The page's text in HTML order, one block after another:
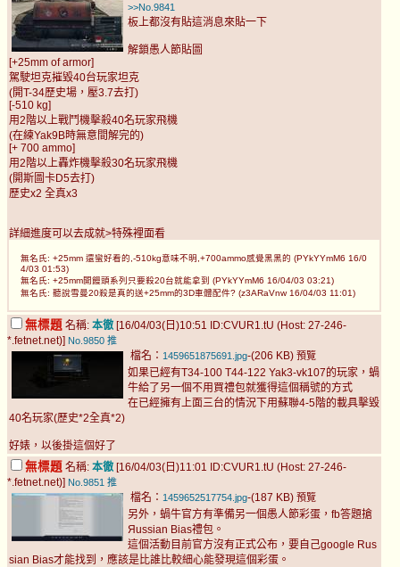
>>No.9841
板上都沒有貼這消息來貼一下
解鎖愚人節貼圖
[+25mm of armor]
駕駛坦克摧毀40台玩家坦克
(開T-34歷史場，壓3.7去打)
[-510 kg]
用2階以上戰鬥機擊殺40名玩家飛機
(在練Yak9B時無意間解完的)
[+ 700 ammo]
用2階以上轟炸機擊殺30名玩家飛機
(開斯圖卡D5去打)
歷史x2 全真x3
詳細進度可以去成就>特殊裡面看
無名氏: +25mm 還蠻好看的,-510kg意味不明,+700ammo感覺黑黑的 (PYkYYmM6 16/0
4/03 01:53)
無名氏: +25mm開饅頭系列只要殺20台就能拿到 (PYkYYmM6 16/04/03 03:21)
無名氏: 聽說雪曼20殺是真的送+25mm的3D車體配件? (z3ARaVnw 16/04/03 11:01)
無標題 名稱: 本徹 [16/04/03(日)10:51 ID:CVUR1.tU (Host: 27-246-
*.fetnet.net)] No.9850 推
檔名： 1459651875691.jpg-(206 KB) 預覽
如果已經有T34-100 T44-122 Yak3-vk107的玩家，蝸
牛給了另一個不用買禮包就獲得這個稱號的方式
在已經擁有上面三台的情況下用蘇聯4-5階的載具擊毀
40名玩家(歷史*2全真*2)
好婊，以後掛這個好了
無標題 名稱: 本徹 [16/04/03(日)11:01 ID:CVUR1.tU (Host: 27-246-
*.fetnet.net)] No.9851 推
檔名： 1459652517754.jpg-(187 KB) 預覽
另外，蝸牛官方有準備另一個愚人節彩蛋，fb答題搶
Яussian Bias禮包。
這個活動目前官方沒有正式公布，要自己google Rus
sian Bias才能找到，應該是比誰比較細心能發現這個彩蛋。